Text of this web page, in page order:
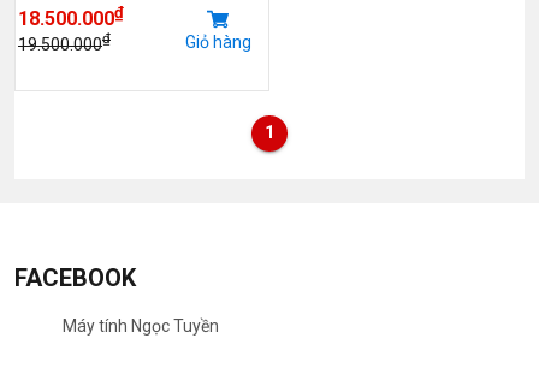
18.500.000₫
19.500.000₫ Giỏ hàng
1
FACEBOOK
Máy tính Ngọc Tuyền